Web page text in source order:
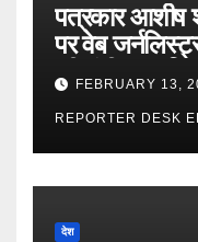
पत्रकार आशीष
पर वेब
की गंभीर आपत्ति
FEBRUARY 13,
REPORTER DESK
देश